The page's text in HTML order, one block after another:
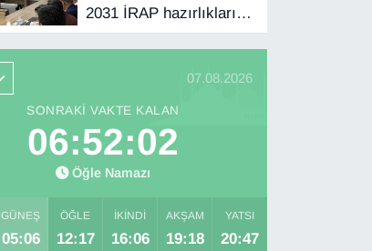
2031 İRAP hazırlıkları
başladı
07.08.2026
SONRAKI VAKTE KALAN
06:52:01
Öğle Namazı
GÜNEŞ
05:06
ÖĞLE
12:17
İKINDI
16:06
AKŞAM
19:18
YATSI
20:47